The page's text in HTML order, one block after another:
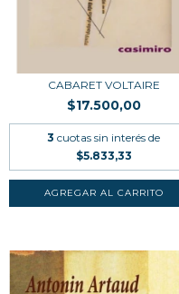
CABARET VOLTAIRE
$17.500,00
3 cuotas sin interés de
$5.833,33